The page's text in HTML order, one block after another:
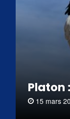
Platon
15 mars